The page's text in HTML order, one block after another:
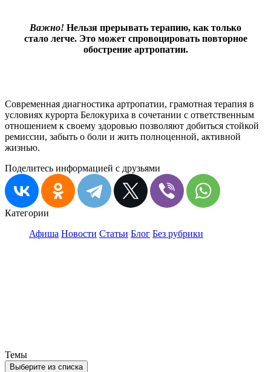
Важно! Нельзя прерывать терапию, как только
стало легче. Это может спровоцировать повторное
обострение артропатии.
Современная диагностика артропатии, грамотная терапия в
условиях курорта Белокуриха в сочетании с ответственным
отношением к своему здоровью позволяют добиться стойкой
ремиссии, забыть о боли и жить полноценной, активной
жизнью.
Поделитесь информацией с друзьями
Категории
Афиша Новости Статьи Блог Без рубрики
Темы
Выберите из списка